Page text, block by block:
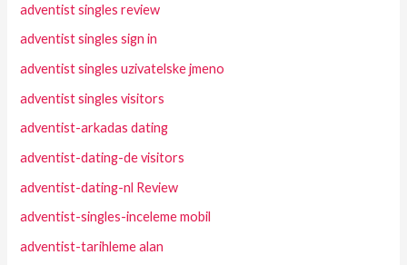
adventist singles review
adventist singles sign in
adventist singles uzivatelske jmeno
adventist singles visitors
adventist-arkadas dating
adventist-dating-de visitors
adventist-dating-nl Review
adventist-singles-inceleme mobil
adventist-tarihleme alan